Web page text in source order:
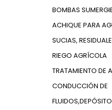
BOMBAS
ACHIQUE PARA
SUCIAS,
RIEGO AGRÍCOLA
TRATAMIENTO DE
CONDUCCIÓN DE